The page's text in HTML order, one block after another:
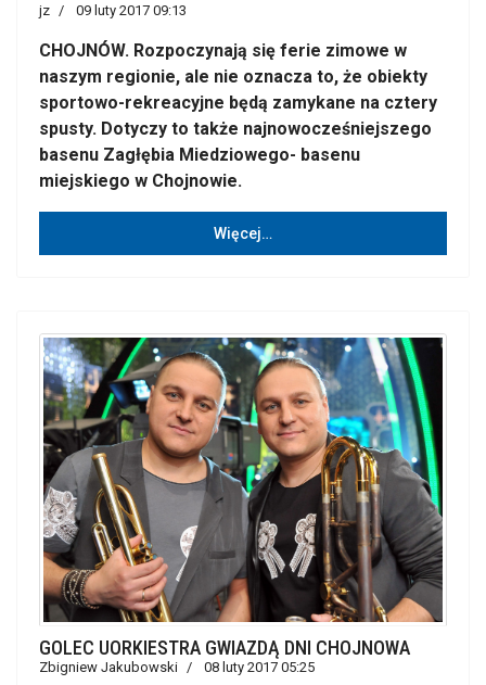
jz 09 luty 2017 09:13
CHOJNÓW. Rozpoczynają się ferie zimowe w
naszym regionie, ale nie oznacza to, że obiekty
sportowo-rekreacyjne będą zamykane na cztery
spusty. Dotyczy to także najnowocześniejszego
basenu Zagłębia Miedziowego- basenu
miejskiego w Chojnowie.
Więcej…
GOLEC UORKIESTRA GWIAZDĄ DNI CHOJNOWA
Zbigniew Jakubowski 08 luty 2017 05:25